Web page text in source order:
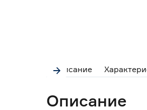
Описание
Описание